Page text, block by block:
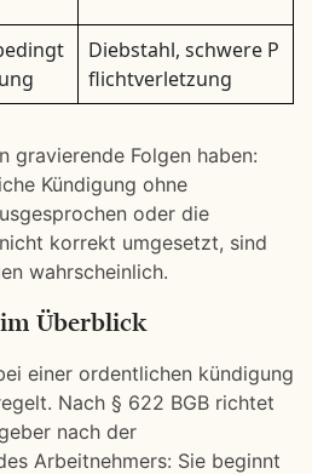
Diebstahl, schwere P
flichtverletzung
gravierende Folgen haben:
Kündigung ohne
oder die
korrekt umgesetzt, sind
wahrscheinlich.
Überblick
einer ordentlichen kündigung
Nach § 622 BGB richtet
nach der
Arbeitnehmers: Sie beginnt